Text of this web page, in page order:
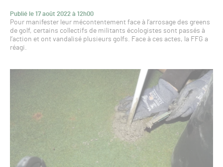
Publié le 17 août 2022 à 12h00
Pour manifester leur mécontentement face à l’arrosage des greens
de golf, certains collectifs de militants écologistes sont passés à
l’action et ont vandalisé plusieurs golfs. Face à ces actes, la FFG a
réagi.